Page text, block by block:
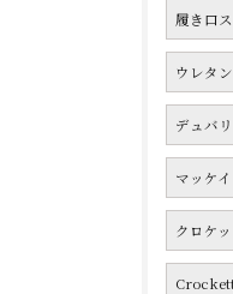
履き口
ウレタン
デュバ
マッケ
クロケ